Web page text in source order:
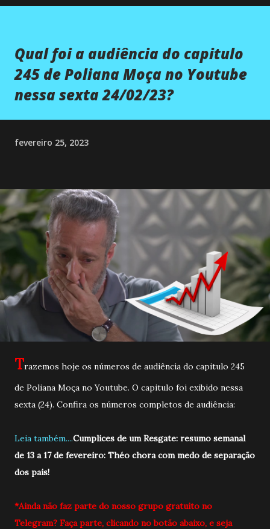
Qual foi a audiência do capitulo
245 de Poliana Moça no Youtube
nessa sexta 24/02/23?
fevereiro 25, 2023
Trazemos hoje os números de audiência do capitulo 245
de Poliana Moça no Youtube. O capitulo foi exibido nessa
sexta (24). Confira os números completos de audiência:
Leia também....Cumplices de um Resgate: resumo semanal
de 13 a 17 de fevereiro: Théo chora com medo de separação
dos pais!
*Ainda não faz parte do nosso grupo gratuito no
Telegram? Faça parte, clicando no botão abaixo, e seja